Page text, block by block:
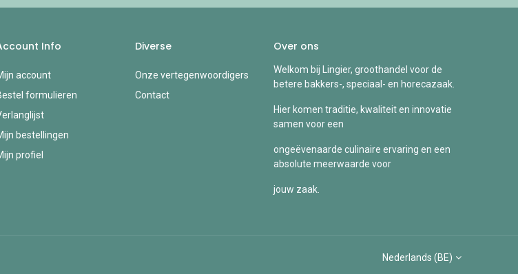
Info
account
formulieren
bestellingen
profiel
Diverse
Onze vertegenwoordigers
Contact
Over ons
Welkom bij Lingier, groothandel voor de
betere bakkers-, speciaal- en horecazaak.
Hier komen traditie, kwaliteit en innovatie
samen voor een
ongeëvenaarde culinaire ervaring en een
absolute meerwaarde voor
jouw zaak.
Nederlands (BE)